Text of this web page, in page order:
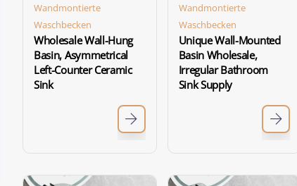
Wandmontierte
Waschbecken
Wholesale Wall-Hung
Basin, Asymmetrical
Left-Counter Ceramic
Sink
Wandmontierte
Waschbecken
Unique Wall-Mounted
Basin Wholesale,
Irregular Bathroom
Sink Supply